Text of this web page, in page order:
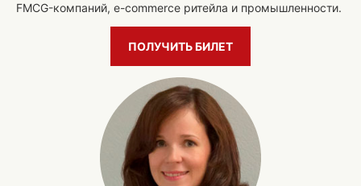
FMCG-компаний, e-commerce ритейла и промышленности.
ПОЛУЧИТЬ БИЛЕТ